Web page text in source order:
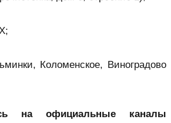
Коломенское, Виноградово
на официальные каналы